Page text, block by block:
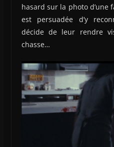
hasard sur la photo d’une
est persuadée d’y
décide de leur rendre
chasse…